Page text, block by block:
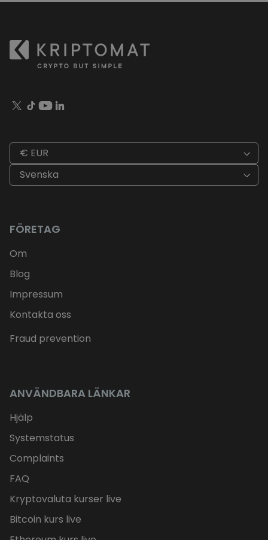
€ EUR
Svenska
FÖRETAG
Om
Blog
Impressum
Kontakta oss
Fraud prevention
ANVÄNDBARA LÄNKAR
Hjälp
Systemstatus
Complaints
FAQ
Kryptovaluta kurser live
Bitcoin kurs live